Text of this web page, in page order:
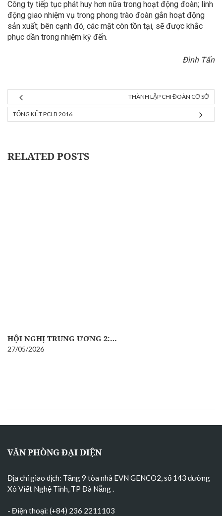
Công ty tiếp tục phát huy hơn nữa trong hoạt động đoàn; linh
động giao nhiệm vụ trong phong trào đoàn gắn hoạt động
sản xuất; bên cạnh đó, các mặt còn tồn tại, sẽ được khắc
phục dần trong nhiệm kỳ đến.
Đình Tấn
THÀNH LẬP CHI ĐOÀN CƠ SỞ
TỔNG KẾT PCLB 2016
RELATED POSTS
HỘI NGHỊ TRUNG ƯƠNG 2:…
27/05/2026
VĂN PHÒNG ĐẠI DIỆN
Địa chỉ giao dịch: Tầng 9 tòa nhà EVN GENCO2, số 143 đường
Xô Viết Nghệ Tĩnh, TP Đà Nẵng.
- Điện thoại: (+84) 236 2211103